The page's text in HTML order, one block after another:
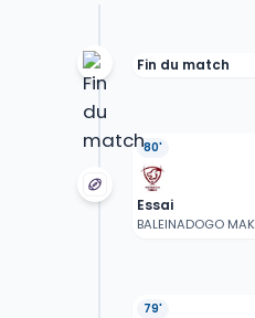
Fin du match
80'
Essai
BALEINADOGO
79'